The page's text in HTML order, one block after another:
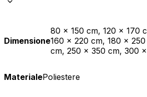
Dimensione
80 x 150 cm, 120 x 170
160 x 220 cm, 180 x
cm, 250 x 350 cm, 300
MaterialePoliestere